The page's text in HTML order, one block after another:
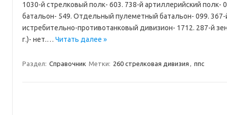
1030-й стрелковый полк- 603. 738-й артиллерийский полк-
батальон- 549. Отдельный пулеметный батальон- 099.
истребительно-противотанковый дивизион- 1712. 287-й
г.)- нет.… Читать далее »
Раздел: Справочник Метки: 260 стрелковая дивизия , ппс